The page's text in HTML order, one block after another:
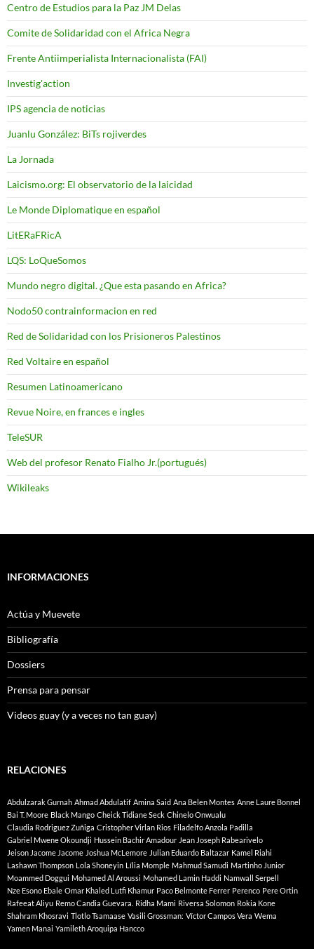
Centro de Estudios para la Paz JM Delas
Comite de Solidaridad con el Africa Negra
Frente Antiimperialista Internacionalista (FAI)
Investig'action
IPS agencia de noticias
Juanlu González: BiTs rojiverdes
La Jornada
Laicismo.org: El observatorio de la laicidad
Le Monde Diplomatique en español
LitERaFRicA
LQS: LoQueSomos
Mundo negro digital. ¿Que esta pasando en Africa?
Nodo50 contrainformacion en red
Red de Solidaridad con los Prisioneros Palestinos
Red Voltaire en español
Resumen Latinoamericano
Revue Noire, en frances e ingles
TeleSUR
Web del profesor Renato Fialho Jr.(portugués)
Wikileaks
INFORMACIONES
Actúa y Muevete
Bibliografía
Dossiers
Prensa para pensar
Videos guay (y a veces no tan guay)
RELACIONES
Abdulzarak Gurnah Ahmad Abdulatif Amina Said Ana Belen Montes Anne Laure Bonnel
Bai T. Moore Black Mango Cheick Tidiane Seck Chinelo Onwualu
Claudia Rodriguez Zuñiga Cristopher Virlan Rios Filadelfo Anzola Padilla
Gabriel Mwene Okoundji Hussein Bachir Amadour Jean Joseph Rabearivelo
Jeison Jacome Jacome Joshua McLemore Julian Eduardo Baltazar Kamel Riahi
Lashawn Thompson Lola Shoneyin Lília Momple Mahmud Samudi Martinho Junior
Moammed Doggui Mohamed Al Aroussi Mohamed Lamin Haddi Namwall Serpell
Nze Esono Ebale Omar Khaled Lutfi Khamur Paco Belmonte Ferrer Perenco Pere Ortin
Rafeeat Aliyu Remo Candia Guevara. Ridha Mami Riversa Solomon Rokia Kone
Shahram Khosravi Tlotlo Tsamaase Vasili Grossman: Víctor Campos Vera Wema
Yamen Manai Yamileth Aroquipa Hancco